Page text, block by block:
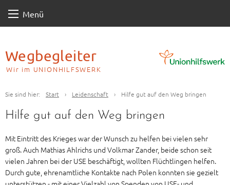
Menü
Wegbegleiter
Wir im UNIONHILFSWERK
Sie sind hier: Start › Leidenschaft › Hilfe gut auf den Weg bringen
Hilfe gut auf den Weg bringen
Mit Eintritt des Krieges war der Wunsch zu helfen bei vielen sehr
groß. Auch Mathias Ahlrichs und Volkmar Zander, beide schon seit
vielen Jahren bei der USE beschäftigt, wollten Flüchtlingen helfen.
Durch gute, ehrenamtliche Kontakte nach Polen konnten sie gezielt